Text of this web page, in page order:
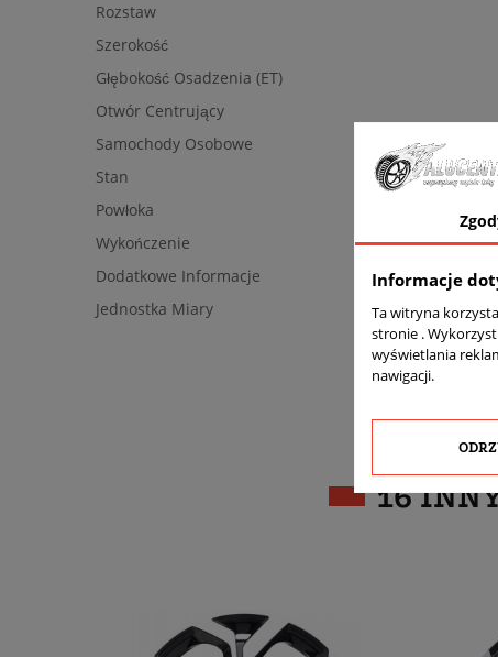
Rozstaw
Szerokość
Głębokość Osadzenia (ET)
Otwór Centrujący
Samochody Osobowe
Stan
Powłoka
Wykończenie
Dodatkowe Informacje
Jednostka Miary
16
Informacje
Ta witryna
stronie .
wyświetlania
nawigacji.